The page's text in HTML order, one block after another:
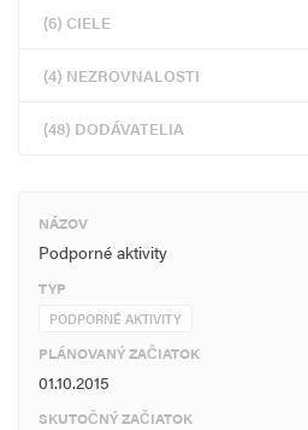
(6) CIELE
(4) NEZROVNALOSTI
(48) DODÁVATELIA
NÁZOV
Podporné aktivity
TYP
PODPORNÉ AKTIVITY
PLÁNOVANÝ ZAČIATOK
01.10.2015
SKUTOČNÝ ZAČIATOK